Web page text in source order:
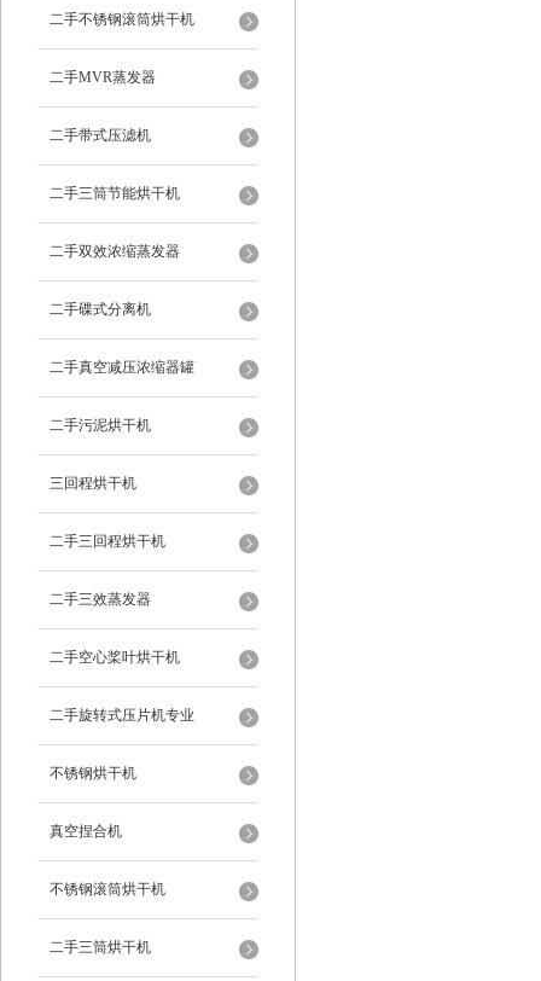
二手不锈钢滚筒烘干机
二手MVR蒸发器
二手带式压滤机
二手三筒节能烘干机
二手双效浓缩蒸发器
二手碟式分离机
二手真空减压浓缩器罐
二手污泥烘干机
三回程烘干机
二手三回程烘干机
二手三效蒸发器
二手空心桨叶烘干机
二手旋转式压片机专业
不锈钢烘干机
真空捏合机
不锈钢滚筒烘干机
二手三筒烘干机